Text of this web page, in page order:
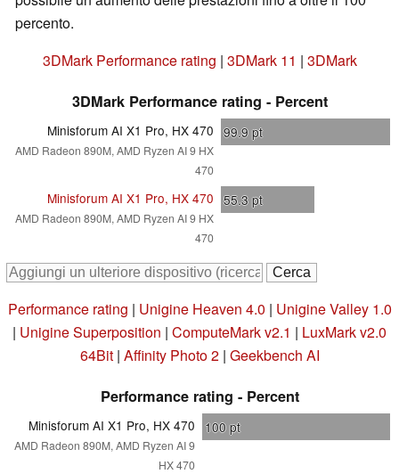
percento.
3DMark Performance rating | 3DMark 11 | 3DMark
3DMark Performance rating - Percent
Minisforum AI X1 Pro, HX 470
AMD Radeon 890M, AMD Ryzen AI 9 HX
470
99.9 pt
Minisforum AI X1 Pro, HX 470
AMD Radeon 890M, AMD Ryzen AI 9 HX
470
55.3 pt
Performance rating | Unigine Heaven 4.0 | Unigine Valley 1.0
| Unigine Superposition | ComputeMark v2.1 | LuxMark v2.0
64Bit| Affinity Photo 2| Geekbench AI
Performance rating - Percent
Minisforum AI X1 Pro, HX 470
AMD Radeon 890M, AMD Ryzen AI 9
HX 470
100 pt